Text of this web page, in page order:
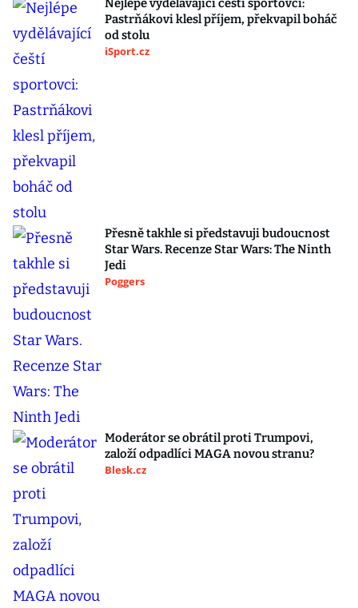
Nejlépe vydělávající čeští sportovci:
Pastrňákovi klesl příjem, překvapil boháč
od stolu
iSport.cz
Přesně takhle si představuji budoucnost
Star Wars. Recenze Star Wars: The Ninth
Jedi
Poggers
Moderátor se obrátil proti Trumpovi,
založí odpadlíci MAGA novou stranu?
Blesk.cz